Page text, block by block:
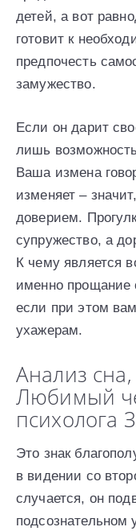
детей, а вот
готовит к
предпочесть
замужество.
Если он дарит
лишь
Ваша измена
изменяет –
доверием.
супружество, а
К чему является
именно прощание
если при этом
ухажерам.
Анализ
Любимый
психолога
Это знак
в видении со
случается, он
подсознательном